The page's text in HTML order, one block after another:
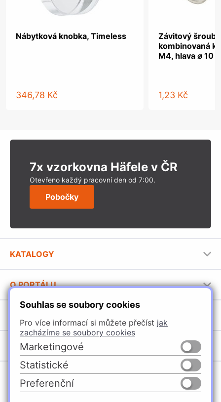
Souhlas se soubory cookies
Pro více informací si můžete přečíst jak
zacházíme se soubory cookies
Marketingové
Statistické
Preferenční
Nábytková knobka, Timeless
346,78 Kč
Závitový šroub,
kombinovaná
M4, hlava ⌀ 10
1,23 Kč
7x vzorkovna Häfele v ČR
Otevřeno každý pracovní den od 7:00.
Pobočky
KATALOGY
Stavební katalog Häfele
Brožury Häfele
O PORTÁLU
Provozovatel portálu
Jak používat portál
Úchytky
Nábytkové kování
Vybavení kuchyní
Osvětlení a elektro
POBOČKY
Domašín
Vyškov